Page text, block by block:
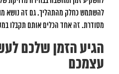
להשתמש כחלק מהתהליך. גם זה נושא
מסודרת. זה אחד הכלים אותם תקבלו
הגיע הזמן שלכם
עצמכם